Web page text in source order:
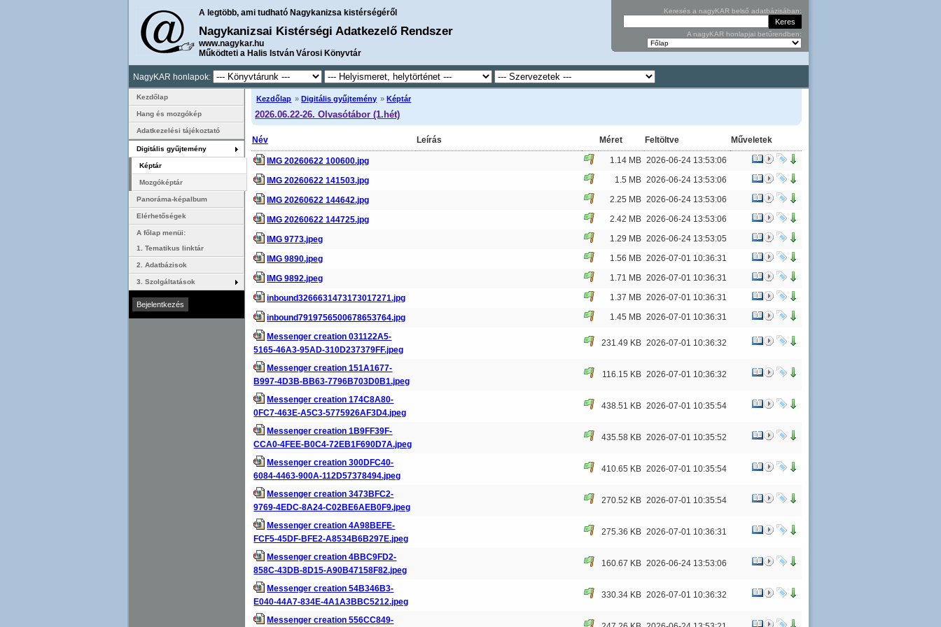
A legtöbb, ami tudható Nagykanizsa kistérségéről
Nagykanizsai Kistérségi Adatkezelő Rendszer
www.nagykar.hu
Működteti a Halis István Városi Könyvtár
Keresés a nagyKAR belső adatbázisában:
A nagyKAR honlapjai betűrendben:
NagyKAR honlapok:
Kezdőlap » Digitális gyűjtemény » Képtár
2026.06.22-26. Olvasótábor (1.hét)
Név Leírás Méret Feltöltve Műveletek
IMG 20260622 100600.jpg 1.14 MB 2026-06-24 13:53:06
IMG 20260622 141503.jpg 1.5 MB 2026-06-24 13:53:06
IMG 20260622 144642.jpg 2.25 MB 2026-06-24 13:53:06
IMG 20260622 144725.jpg 2.42 MB 2026-06-24 13:53:06
IMG 9773.jpeg 1.29 MB 2026-06-24 13:53:05
IMG 9890.jpeg 1.56 MB 2026-07-01 10:36:31
IMG 9892.jpeg 1.71 MB 2026-07-01 10:36:31
inbound3266631473173017271.jpg 1.37 MB 2026-07-01 10:36:31
inbound7919756500678653764.jpg 1.45 MB 2026-07-01 10:36:31
Messenger creation 031122A5-
5165-46A3-95AD-310D237379FF.jpeg
231.49 KB 2026-07-01 10:36:32
Messenger creation 151A1677-
B997-4D3B-BB63-7796B703D0B1.jpeg
116.15 KB 2026-07-01 10:36:32
Messenger creation 174C8A80-
0FC7-463E-A5C3-5775926AF3D4.jpeg
438.51 KB 2026-07-01 10:35:54
Messenger creation 1B9FF39F-
CCA0-4FEE-B0C4-72EB1F690D7A.jpeg
435.58 KB 2026-07-01 10:35:52
Messenger creation 300DFC40-
6084-4463-900A-112D57378494.jpeg
410.65 KB 2026-07-01 10:35:54
Messenger creation 3473BFC2-
9769-4EDC-8A24-C02BE6AEB0F9.jpeg
270.52 KB 2026-07-01 10:35:54
Messenger creation 4A98BEFE-
FCF5-45DF-BFE2-A8534B6B297E.jpeg
275.36 KB 2026-07-01 10:36:31
Messenger creation 4BBC9FD2-
858C-43DB-8D15-A90B47158F82.jpeg
160.67 KB 2026-06-24 13:53:06
Messenger creation 54B346B3-
E040-44A7-834E-4A1A3BBC5212.jpeg
330.34 KB 2026-07-01 10:36:32
Messenger creation 556CC849-
Kezdőlap
Hang és mozgókép
Adatkezelési tájékoztató
Digitális gyűjtemény
Képtár
Mozgóképtár
Panoráma-képalbum
Elérhetőségek
A főlap menüi:
1. Tematikus linktár
2. Adatbázisok
3. Szolgáltatások